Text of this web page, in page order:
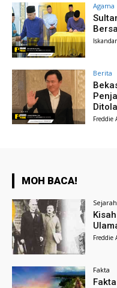
Agama
Berita
Freddie
MOH BACA!
Sejarah
Freddie
Fakta